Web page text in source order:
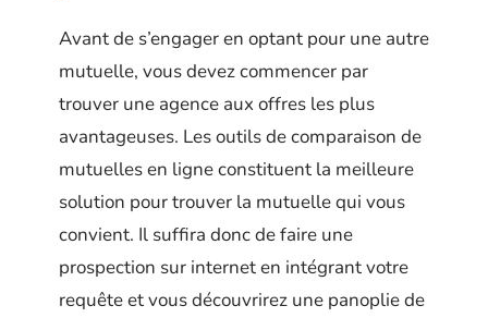
Avant de s’engager en optant pour une autre
mutuelle, vous devez commencer par
trouver une agence aux offres les plus
avantageuses. Les outils de comparaison de
mutuelles en ligne constituent la meilleure
solution pour trouver la mutuelle qui vous
convient. Il suffira donc de faire une
prospection sur internet en intégrant votre
requête et vous découvrirez une panoplie de